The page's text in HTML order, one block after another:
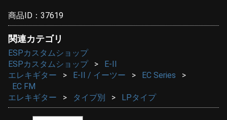
商品ID： 37619
関連カテゴリ
ESPカスタムショップ
ESPカスタムショップ
E-II
エレキギター
E-II / イーツー
EC Series
EC FM
エレキギター
タイプ別 LPタイプ